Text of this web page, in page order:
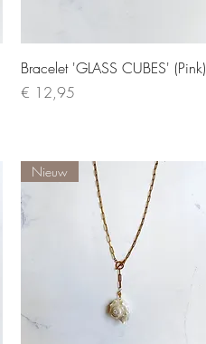
Quick View
Bracelet 'GLASS CUBES' (Pink)
Price
€ 12,95
Nieuw